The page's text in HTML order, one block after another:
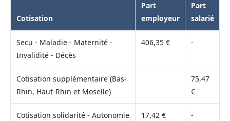
Cotisation
Part
employeur
Part
salarié
Secu - Maladie - Maternité -
Invalidité - Décès
406,35 € -
Cotisation supplémentaire (Bas-
Rhin, Haut-Rhin et Moselle)
75,47
€
Cotisation solidarité - Autonomie 17,42 € -